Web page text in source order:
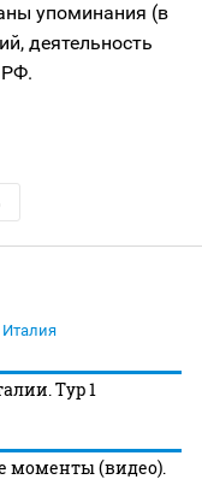
упоминания (в
деятельность
РФ.
Италия
Тур 1
моменты (видео).